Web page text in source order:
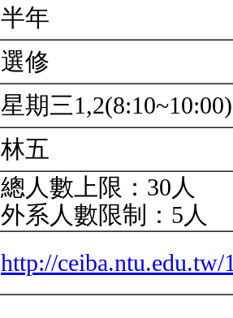
半年
選修
星期三
林五
總人數上限：30人
外系人數限制：5人
http://ceiba.ntu.edu.tw/